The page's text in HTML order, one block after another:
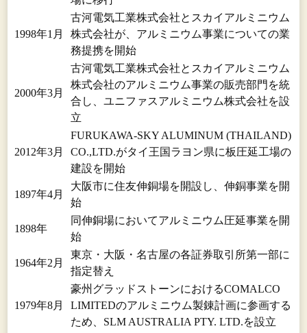
1998年1月
古河電気工業株式会社とスカイアルミニウム
株式会社が、アルミニウム事業についての業
務提携を開始
2000年3月
古河電気工業株式会社とスカイアルミニウム
株式会社のアルミニウム事業の販売部門を統
合し、ユニファスアルミニウム株式会社を設
立
2012年3月
FURUKAWA-SKY ALUMINUM (THAILAND)
CO.,LTD.がタイ王国ラヨン県に板圧延工場の
建設を開始
1897年4月
大阪市に住友伸銅場を開設し、伸銅事業を開
始
1898年
同伸銅場においてアルミニウム圧延事業を開
始
1964年2月
東京・大阪・名古屋の各証券取引所第一部に
指定替え
1979年8月
豪州グラッドストーンにおけるCOMALCO
LIMITEDのアルミニウム製錬計画に参画する
ため、SLM AUSTRALIA PTY. LTD.を設立